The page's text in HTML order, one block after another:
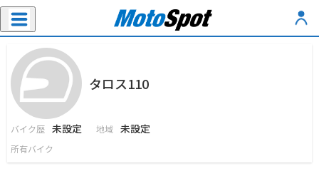
タロス110
バイク歴 未設定 地域 未設定
所有バイク